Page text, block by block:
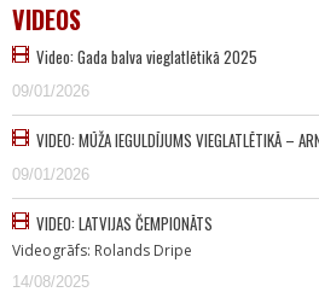
VIDEOS
Video: Gada balva vieglatlētikā 2025
09/01/2026
VIDEO: MŪŽA IEGULDĪJUMS VIEGLATLĒTIKĀ –
09/01/2026
VIDEO: LATVIJAS ČEMPIONĀTS
Videogrāfs: Rolands Dripe
14/08/2025